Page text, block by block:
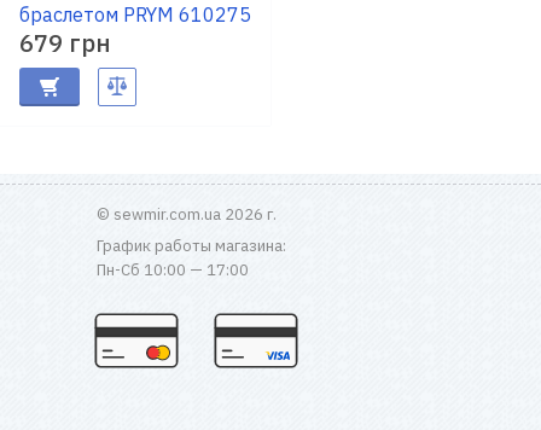
браслетом PRYM 610275
679 грн
© sewmir.com.ua 2026 г.
График работы магазина:
Пн-Сб 10:00 — 17:00